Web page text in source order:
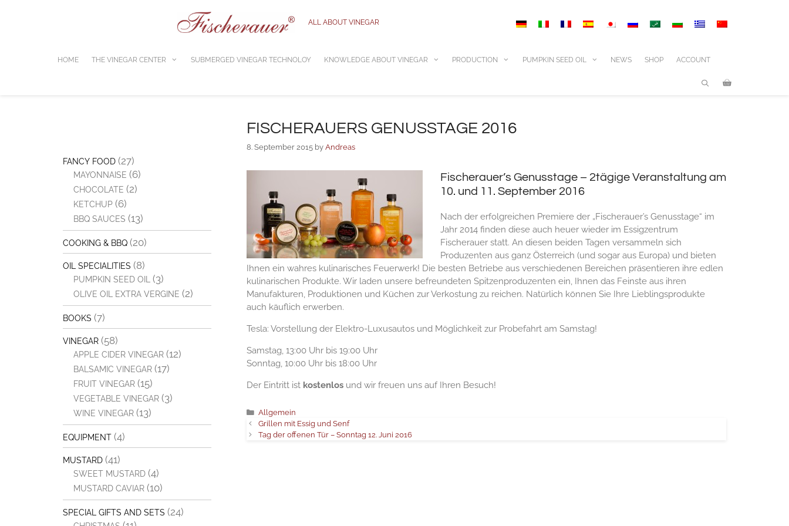
ALL ABOUT VINEGAR
HOME THE VINEGAR CENTER SUBMERGED VINEGAR TECHNOLOY KNOWLEDGE ABOUT VINEGAR PRODUCTION PUMPKIN SEED OIL NEWS SHOP ACCOUNT
FISCHERAUERS GENUSSTAGE 2016
8. September 2015 by Andreas
Fischerauer’s Genusstage – 2tägige Veranstaltung am
10. und 11. September 2016
Nach der erfolgreichen Premiere der „Fischerauer’s Genusstage“ im
Jahr 2014 finden diese auch heuer wieder im Essigzentrum
Fischerauer statt. An diesen beiden Tagen versammeln sich
Produzenten aus ganz Österreich (und sogar aus Europa) und bieten
Ihnen ein wahres kulinarisches Feuerwerk! Die besten Betriebe aus verschiedenen Bereichen präsentieren ihre edlen
kulinarischen Produkte. Wir laden unsere befreundeten Spitzenproduzenten ein, Ihnen das Feinste aus ihren
Manufakturen, Produktionen und Küchen zur Verkostung zu reichen. Natürlich können Sie Ihre Lieblingsprodukte
auch käuflich erwerben.
Tesla: Vorstellung der Elektro-Luxusautos und Möglichkeit zur Probefahrt am Samstag!
Samstag, 13:00 Uhr bis 19:00 Uhr
Sonntag, 10:00 Uhr bis 18:00 Uhr
Der Eintritt ist kostenlosund wir freuen uns auf Ihren Besuch!
Categories
Allgemein
Grillen mit Essig und Senf
Tag der offenen Tür – Sonntag 12. Juni 2016
FANCY FOOD (27)
MAYONNAISE (6)
CHOCOLATE (2)
KETCHUP (6)
BBQ SAUCES (13)
COOKING & BBQ (20)
OIL SPECIALITIES (8)
PUMPKIN SEED OIL (3)
OLIVE OIL EXTRA VERGINE (2)
BOOKS (7)
VINEGAR (58)
APPLE CIDER VINEGAR (12)
BALSAMIC VINEGAR (17)
FRUIT VINEGAR (15)
VEGETABLE VINEGAR (3)
WINE VINEGAR (13)
EQUIPMENT (4)
MUSTARD (41)
SWEET MUSTARD (4)
MUSTARD CAVIAR (10)
SPECIAL GIFTS AND SETS (24)